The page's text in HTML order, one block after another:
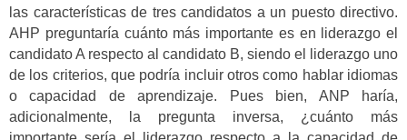
las características de tres candidatos a un puesto directivo.
AHP preguntaría cuánto más importante es en liderazgo el
candidato A respecto al candidato B, siendo el liderazgo uno
de los criterios, que podría incluir otros como hablar idiomas
o capacidad de aprendizaje. Pues bien, ANP haría,
adicionalmente, la pregunta inversa, ¿cuánto más